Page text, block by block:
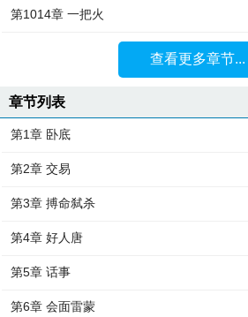
第1014章 一把火
查看更多章节...
章节列表
第1章 卧底
第2章 交易
第3章 搏命弑杀
第4章 好人唐
第5章 话事
第6章 会面雷蒙